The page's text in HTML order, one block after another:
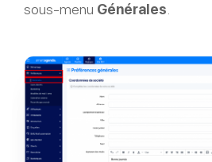
sous-menu Générales